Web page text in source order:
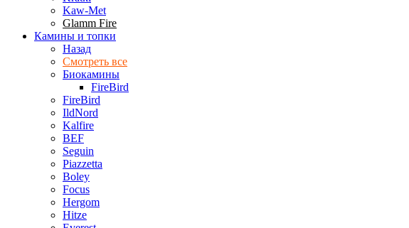
Kaw-Met
Glamm Fire
Камины и топки
Назад
Смотреть все
Биокамины
FireBird
FireBird
IldNord
Kalfire
BEF
Seguin
Piazzetta
Boley
Focus
Hergom
Hitze